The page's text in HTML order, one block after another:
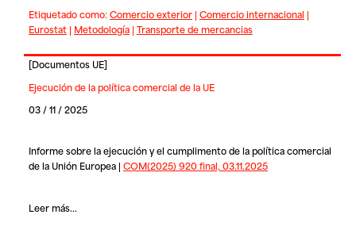
Etiquetado como:Comercio exterior| Comercio internacional |
Eurostat| Metodología| Transporte de mercancias
[Documentos UE]
Ejecución de la política comercial de la UE
03 / 11 / 2025
Informe sobre la ejecución y el cumplimento de la política comercial
de la Unión Europea | COM(2025) 920 final, 03.11.2025
Leer más...